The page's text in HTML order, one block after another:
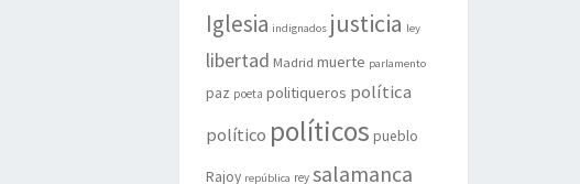
Iglesia indignados justicia ley
libertad Madrid muerte parlamento
paz poeta politiqueros política
político políticos pueblo
Rajoy república rey salamanca